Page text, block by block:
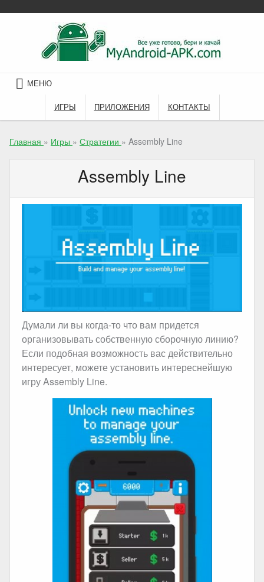
to
МЕНЮ
ИГРЫ ПРИЛОЖЕНИЯ КОНТАКТЫ
Главная » Игры » Стратегии » Assembly Line
Assembly Line
Думали ли вы когда-то что вам придется
организовывать собственную сборочную линию?
Если подобная возможность вас действительно
интересует, можете установить интереснейшую
игру Assembly Line.